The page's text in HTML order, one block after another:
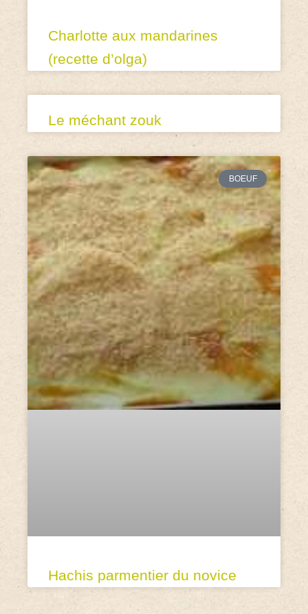
Charlotte aux mandarines
(recette d’olga)
Le méchant zouk
BOEUF
Hachis parmentier du novice